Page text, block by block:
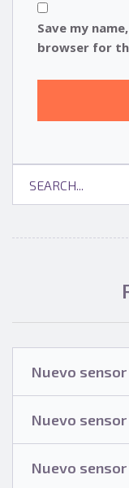
Save my
browser for
Nuevo
Nuevo
Nuevo